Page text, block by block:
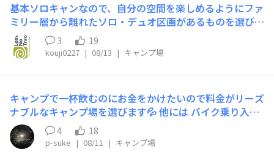
基本ソロキャンなので、自分の空間を楽しめるようにファ
ミリー層から離れたソロ・デュオ区画があるものを選びま
す。 あとは自然の景色を楽しみながらお酒を呑めれば最
高です。
3 19
kouji0227 | 08/13 | キャンプ場
キャンプで一杯飲むのにお金をかけたいので料金がリーズ
ナブルなキャンプ場を選びます💦 他には バイク乗り入れ
OK ウォシュレットとシャワー ゴミを引き取ってくれる
フリーサイトでもある程度区切りがある バイクキャンパ
ーにはゴミの引き取りが本当にありがたいです🏕️
4 18
p-suke | 08/11 | キャンプ場